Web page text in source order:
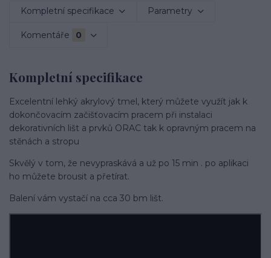
Kompletní specifikace Parametry
Komentáře 0
Kompletní specifikace
Excelentní lehký akrylový tmel, který můžete využít jak k
dokončovacím začišťovacím pracem při instalaci
dekorativních lišt a prvků ORAC tak k opravným pracem na
stěnách a stropu
Skvělý v tom, že nevypraskává a už po 15 min . po aplikaci
ho můžete brousit a přetírat.
Balení vám vystačí na cca 30 bm lišt.